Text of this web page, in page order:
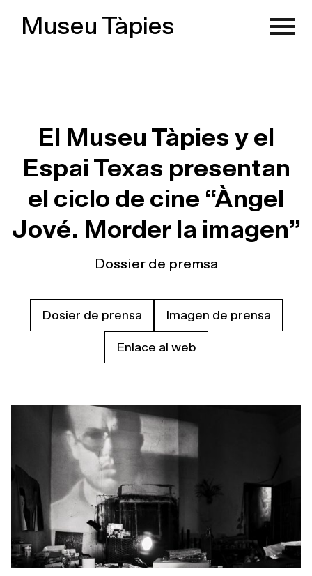
Museu Tàpies
El Museu Tàpies y el
Espai Texas presentan
el ciclo de cine “Àngel
Jové. Morder la imagen”
Dossier de premsa
Dosier de prensa Imagen de prensa
Enlace al web